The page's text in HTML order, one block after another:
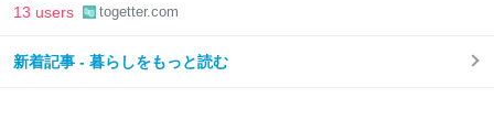
の思いやりの気持ち」
13 users togetter.com
新着記事 - 暮らしをもっと読む